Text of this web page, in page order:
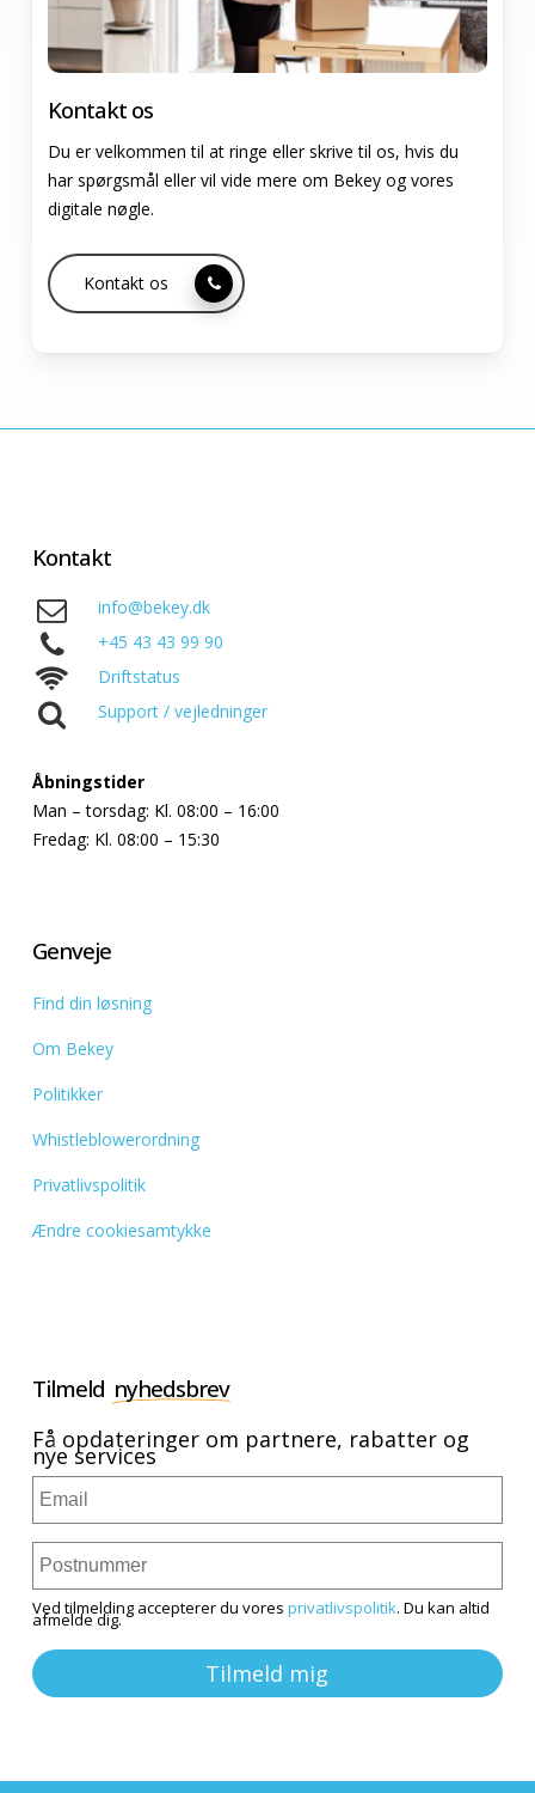
Kontakt os
Du er velkommen til at ringe eller skrive til os, hvis du
har spørgsmål eller vil vide mere om Bekey og vores
digitale nøgle.
Kontakt os
Kontakt
info@bekey.dk
+45 43 43 99 90
Driftstatus
Support / vejledninger
Åbningstider
Man – torsdag: Kl. 08:00 – 16:00
Fredag: Kl. 08:00 – 15:30
Genveje
Find din løsning
Om Bekey
Politikker
Whistleblowerordning
Privatlivspolitik
Ændre cookiesamtykke
Tilmeld nyhedsbrev
Få opdateringer om partnere, rabatter og
nye services
Ved tilmelding accepterer du vores privatlivspolitik. Du kan altid
afmelde dig.
Tilmeld mig